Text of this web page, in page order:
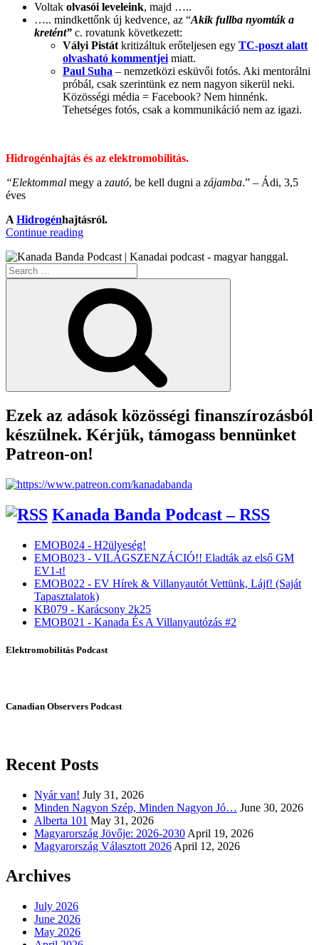
Voltak olvasói leveleink, majd …..
….. mindkettőnk új kedvence, az “Akik fullba nyomták a
kretént” c. rovatunk következett:
Vályi Pistátkritizáltuk erőteljesen egy TC-poszt alatt
olvasható kommentjeimiatt.
Paul Suha – nemzetközi esküvői fotós. Aki mentorálni
próbál, csak szerintünk ez nem nagyon sikerül neki.
Közösségi média = Facebook? Nem hinnénk.
Tehetséges fotós, csak a kommunikáció nem az igazi.
Hidrogénhajtás és az elektromobilitás.
“Elektommal megy a zautó, be kell dugni a zájamba.” – Ádi, 3,5
éves
AHidrogénhajtásról.
Continue reading“KB023
Az
II.”
Search
for:
Ezek az adások közösségi finanszírozásból
készülnek. Kérjük, támogass bennünket
Patreon-on!
Kanada Banda Podcast – RSS
EMOB024 - H2ülyeség!
EMOB023 - VILÁGSZENZÁCIÓ!! Eladták az első GM
EV1-t!
EMOB022 - EV Hírek & Villanyautót Vettünk, Lájf! (Saját
Tapasztalatok)
KB079 - Karácsony 2k25
EMOB021 - Kanada És A Villanyautózás #2
Elektromobilitás Podcast
Canadian Observers Podcast
Recent Posts
Nyár van! July 31, 2026
Minden Nagyon Szép, Minden Nagyon Jó… June 30, 2026
Alberta 101 May 31, 2026
Magyarország Jövője: 2026-2030 April 19, 2026
Magyarország Választott 2026 April 12, 2026
Archives
July 2026
June 2026
May 2026